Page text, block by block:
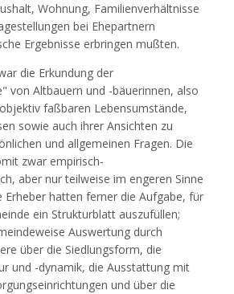
Wohnung, Familienverhältnisse
bei Ehepartnern
Ergebnisse erbringen mußten.
die Erkundung der
von Altbauern und -bäuerinnen, also
faßbaren Lebensumstände,
sowie auch ihrer Ansichten zu
und allgemeinen Fragen. Die
zwar empirisch-
aber nur teilweise im engeren Sinne
Erheber hatten ferner die Aufgabe, für
ein Strukturblatt auszufüllen;
Auswertung durch
über die Siedlungsform, die
und -dynamik, die Ausstattung mit
und über die